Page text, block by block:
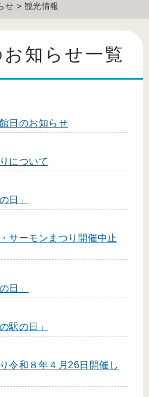
せ > 観光情報
知らせ一覧
日のお知らせ
について
日」
サーモンまつり開催中止
日」
駅の日」
令和８年４月26日開催し